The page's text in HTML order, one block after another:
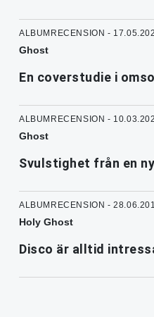
ALBUMRECENSION -
Ghost
En coverstudie i
ALBUMRECENSION -
Ghost
Svulstighet från en
ALBUMRECENSION -
Holy Ghost
Disco är alltid